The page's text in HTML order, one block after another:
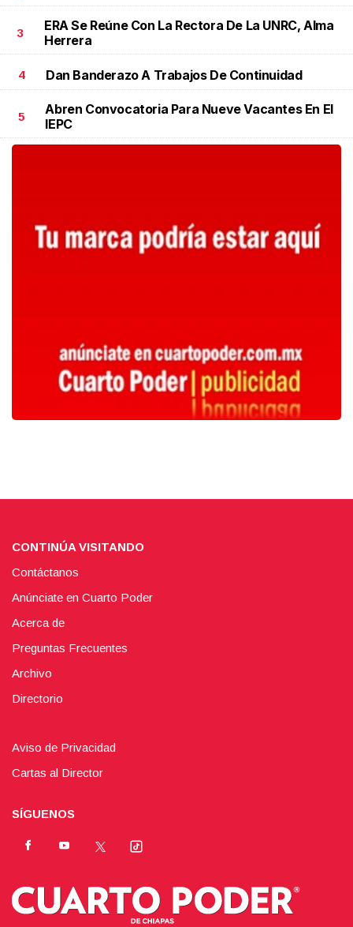
3
ERA Se Reúne Con La Rectora De La UNRC, Alma
Herrera
4 Dan Banderazo A Trabajos De Continuidad
5
Abren Convocatoria Para Nueve Vacantes En El
IEPC
CONTINÚA VISITANDO
Contáctanos
Anúnciate en Cuarto Poder
Acerca de
Preguntas Frecuentes
Archivo
Directorio
Aviso de Privacidad
Cartas al Director
SÍGUENOS